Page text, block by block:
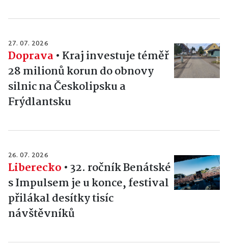
27. 07. 2026
Doprava• Kraj investuje téměř
28 milionů korun do obnovy
silnic na Českolipsku a
Frýdlantsku
26. 07. 2026
Liberecko •32. ročník Benátské
s Impulsem je u konce, festival
přilákal desítky tisíc
návštěvníků